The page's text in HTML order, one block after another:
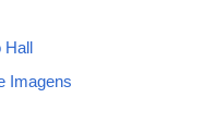
Hall
Imagens